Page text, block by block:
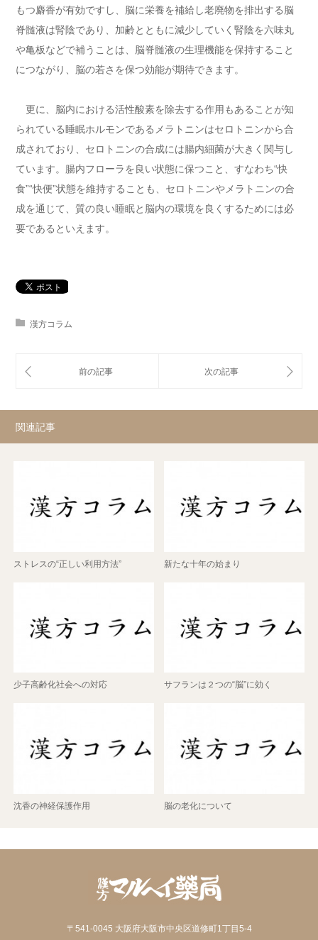
もつ麝香が有効ですし、脳に栄養を補給し老廃物を排出する脳
脊髄液は腎陰であり、加齢とともに減少していく腎陰を六味丸
や亀板などで補うことは、脳脊髄液の生理機能を保持すること
につながり、脳の若さを保つ効能が期待できます。
更に、脳内における活性酸素を除去する作用もあることが知
られている睡眠ホルモンであるメラトニンはセロトニンから合
成されており、セロトニンの合成には腸内細菌が大きく関与し
ています。腸内フローラを良い状態に保つこと、すなわち“快
食”“快便”状態を維持することも、セロトニンやメラトニンの合
成を通じて、質の良い睡眠と脳内の環境を良くするためには必
要であるといえます。
漢方コラム
関連記事
ストレスの“正しい利用方法” 新たな十年の始まり
少子高齢化社会への対応 サフランは２つの“脳”に効く
沈香の神経保護作用 脳の老化について
〒541-0045 大阪府大阪市中央区道修町1丁目5-4